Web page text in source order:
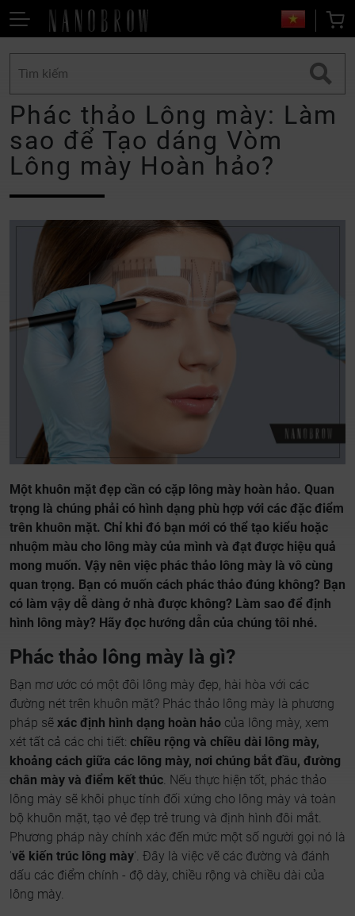
Phác thảo Lông mày: Làm
sao để Tạo dáng Vòm
Lông mày Hoàn hảo?
Một khuôn mặt đẹp cần có cặp lông mày hoàn hảo. Quan
trọng là chúng phải có hình dạng phù hợp với các đặc điểm
trên khuôn mặt. Chỉ khi đó bạn mới có thể tạo kiểu hoặc
nhuộm màu cho lông mày của mình và đạt được hiệu quả
mong muốn. Vậy nên việc phác thảo lông mày là vô cùng
quan trọng. Bạn có muốn cách phác thảo đúng không? Bạn
có làm vậy dễ dàng ở nhà được không? Làm sao để định
hình lông mày? Hãy đọc hướng dẫn của chúng tôi nhé.
Phác thảo lông mày là gì?
Bạn mơ ước có một đôi lông mày đẹp, hài hòa với các
đường nét trên khuôn mặt? Phác thảo lông mày là phương
pháp sẽ xác định hình dạng hoàn hảo của lông mày, xem
xét tất cả các chi tiết: chiều rộng và chiều dài lông mày,
khoảng cách giữa các lông mày, nơi chúng bắt đầu, đường
chân mày và điểm kết thúc. Nếu thực hiện tốt, phác thảo
lông mày sẽ khôi phục tính đối xứng cho lông mày và toàn
bộ khuôn mặt, tạo vẻ đẹp trẻ trung và định hình đôi mắt.
Phương pháp này chính xác đến mức một số người gọi nó là
'vẽ kiến trúc lông mày'. Đây là việc vẽ các đường và đánh
dấu các điểm chính - độ dày, chiều rộng và chiều dài của
lông mày.